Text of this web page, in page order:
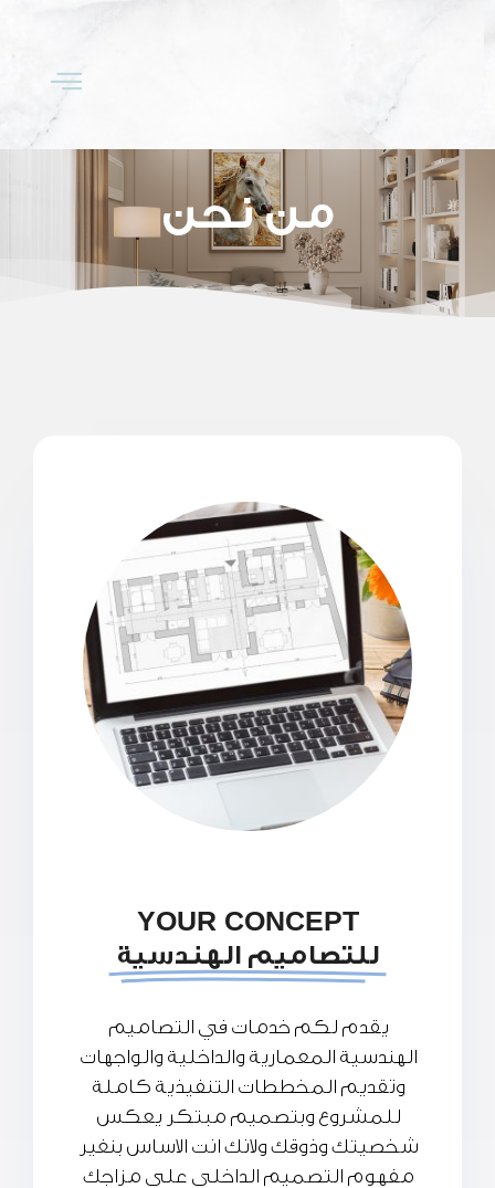
من نحن
YOUR CONCEPT
للتصاميم الهندسية
يقدم لكم خدمات في التصاميم
الهندسية المعمارية والداخلية والواجهات
وتقديم المخططات التنفيذية كاملة
للمشروع وبتصميم مبتكر يعكس
شخصيتك وذوقك ولانك انت الاساس بنغير
مفهوم التصميم الداخلي على مزاجك